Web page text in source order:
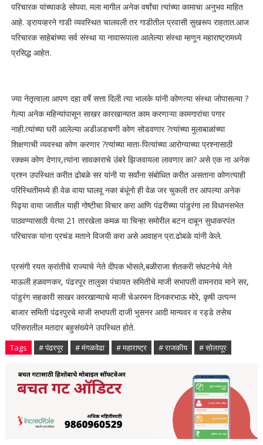
परिचारक यांच्याकडे सोपवा. मला मागील अनेक वर्षांचा त्यांच्या कामाचा अनुभव माहित
आहे. ड्रायव्हरने गाडी व्यवस्थित चालवली तर गाडीतील प्रवासी सुखरूप राहतात.आज
परिचारक साहेबांच्या सर्व संस्था या नावारूपाला आलेल्या संस्था म्हणून महाराष्ट्रामध्ये
प्रसिद्ध आहेत.
ज्या नेतृत्वाला आपण दहा वर्षे सत्ता दिली त्या भालके यांनी कोणत्या संस्था जोपासल्या ?
गेल्या अनेक महिन्यांपासून साखर कारखान्यात काम करणाऱ्या कामगारांचा पगार
नाही.त्यांच्या घरी आलेल्या अडीअडचणी कोण सोडवणार ?त्यांच्या मुलाबाळांच्या
शिक्षणाची व्यवस्था कोण करणार ?त्यांच्या माता-पित्यांच्या आरोग्याच्या प्रश्नासाठी
रक्कम कोण देणार,त्यांना सावकाराचे उंबरे झिजवायला लावणार का? असे एक ना अनेक
प्रश्न उपस्थित करीत ढोबळे सर यांनी या सर्वांना संबोधित करीत असताना कोणत्याही
परिस्थितीमध्ये ही वेळ वाया घालवू नका बंधूंनो ही वेळ जर चुकली तर आपल्या अनेक
पिढ्या वाया जातील याही गोष्टीचा विचार करा आणि पंढरीच्या पांडुरंगा ला विधानसभेत
पाठवण्यासाठी येत्या 21 तारखेला कमळ या चिन्हा समोरील बटन दाबून सुधाकरपंत
परिचारक यांना प्रचंड मताने विजयी करा असे आवाहन प्रा.ढोबळे यांनी केले.
प्रसंगी रयत क्रांतीचे राज्याचे नेते दीपक भोसले,बळीराजा शेतकरी संघटनेचे नेते
माऊली हळवणकर, पंढरपूर तालुका पंचायत समितीचे माजी सभापती वामनराव माने सर,
पांडुरंग सहकारी साखर कारखान्याचे माजी चेअरमन दिनकरभाऊ मोरे, कृषी उत्पन्न
बाजार समिती पंढरपुरचे माजी सभापती दाजी भुसनर आदी मान्यवर व रड्डे तसेच
परिसरातील मतदार बहुसंख्येने उपस्थित होते.
Tags # पंढरपूर # मंगळवेढा # महाराष्ट्र # राजकीय # सोलापूर